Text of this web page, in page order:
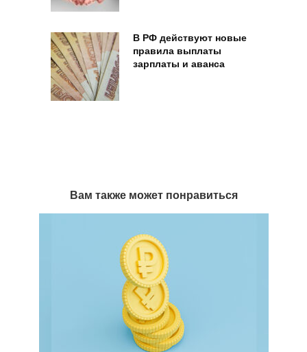
В РФ действуют новые
правила выплаты
зарплаты и аванса
Вам также может понравиться